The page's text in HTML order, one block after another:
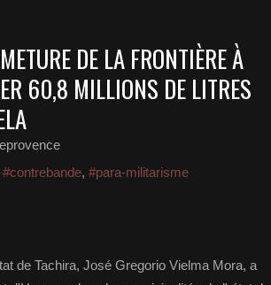
DE LA FRONTIÈRE À
60,8 MILLIONS DE LITRES
#contrebande, #para-militarisme
de Tachira, José Gregorio Vielma Mora, a